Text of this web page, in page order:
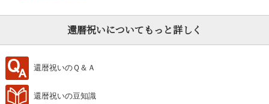
還暦祝いについてもっと詳しく
還暦祝いのＱ＆Ａ
還暦祝いの豆知識